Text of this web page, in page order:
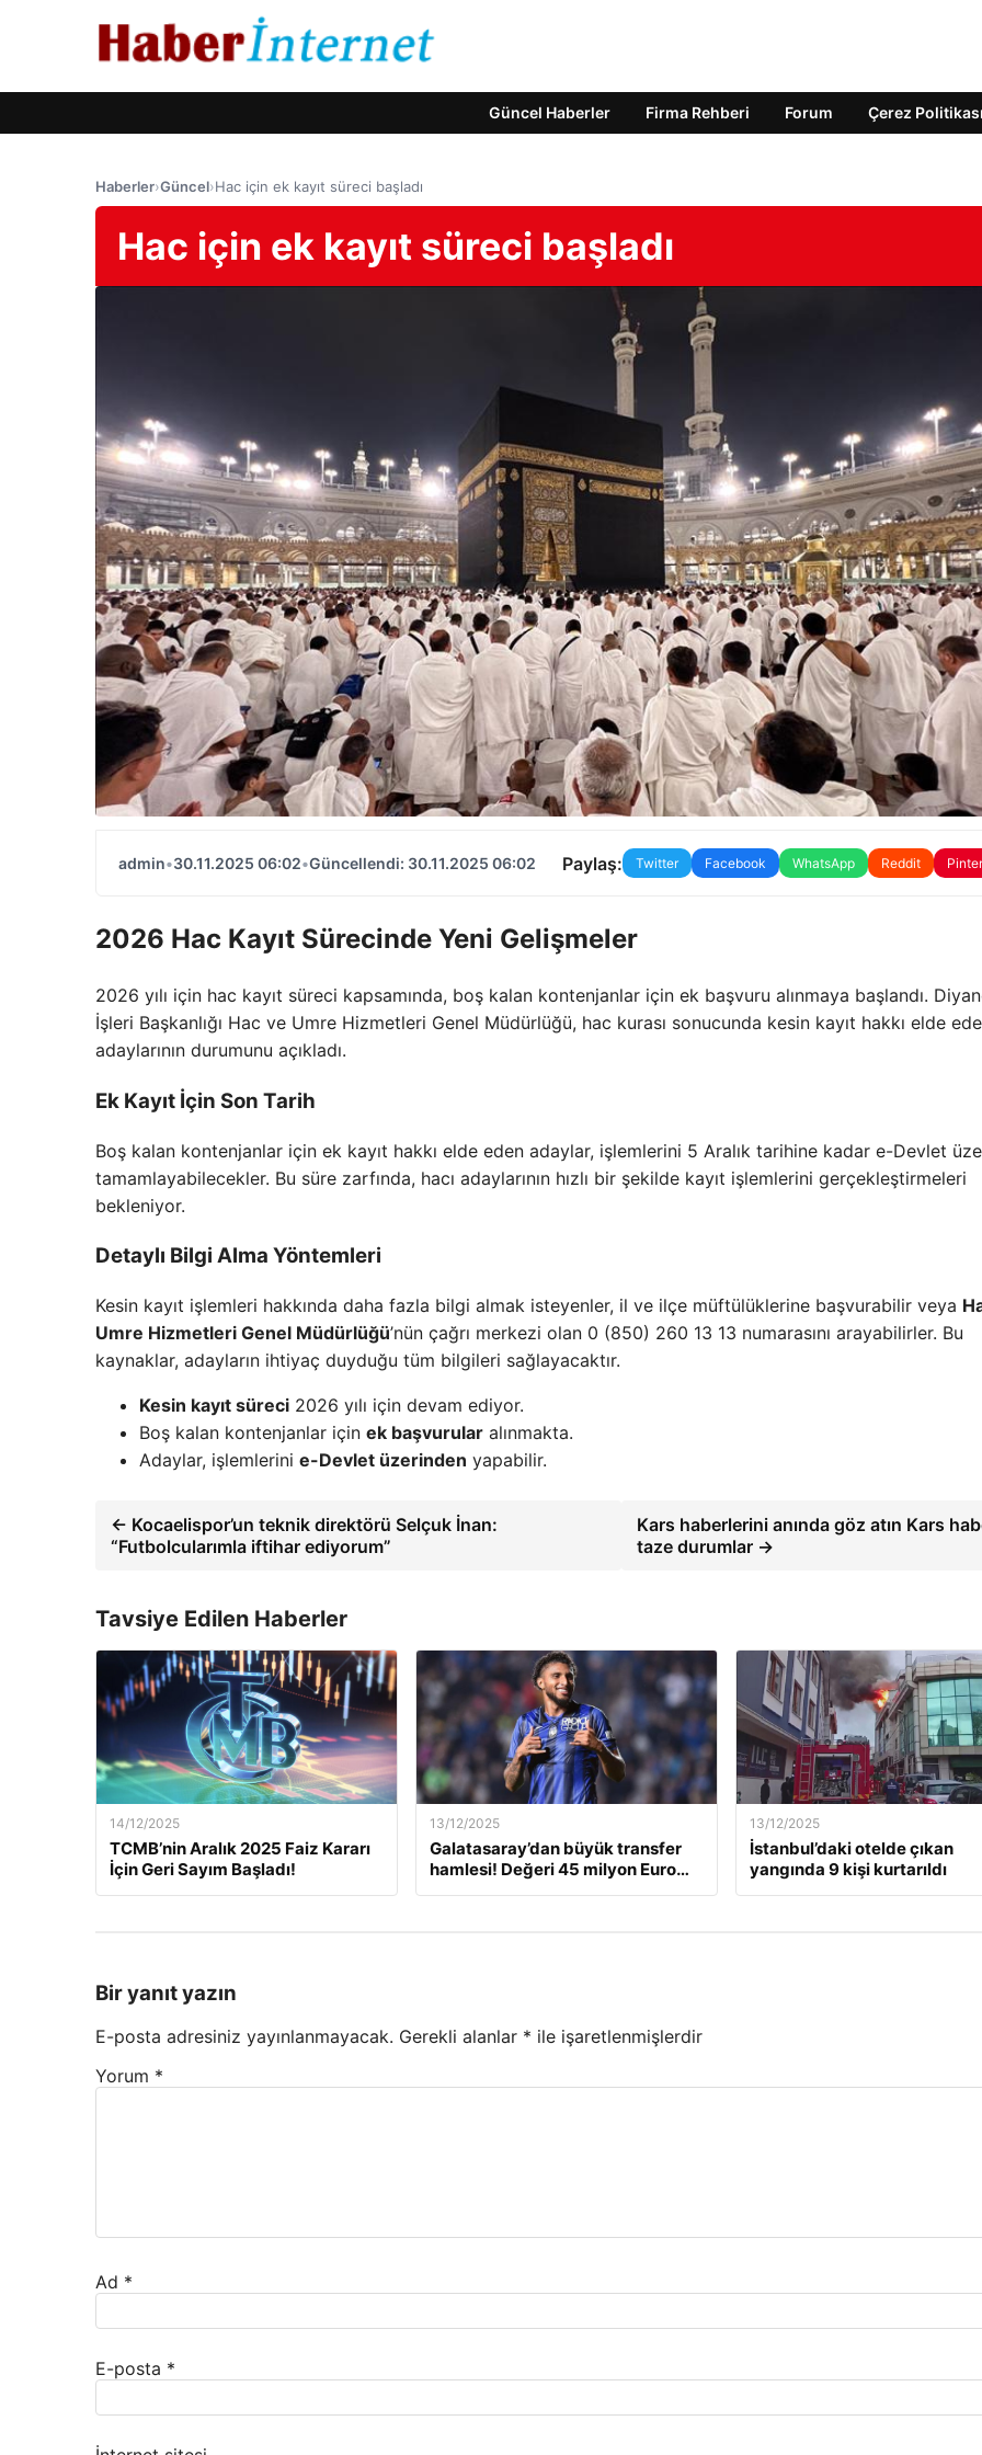
Güncel Haberler Firma Rehberi Forum Çerez Politikası
Haberler›Güncel›Hac için ek kayıt süreci başladı
Hac için ek kayıt süreci başladı
admin•30.11.2025 06:02•Güncellendi: 30.11.2025 06:02 Paylaş: Twitter Facebook WhatsApp Reddit
2026 Hac Kayıt Sürecinde Yeni Gelişmeler
2026 yılı için hac kayıt süreci kapsamında, boş kalan kontenjanlar için ek başvuru alınmaya başlandı.
İşleri Başkanlığı Hac ve Umre Hizmetleri Genel Müdürlüğü, hac kurası sonucunda kesin kayıt hakkı elde
adaylarının durumunu açıkladı.
Ek Kayıt İçin Son Tarih
Boş kalan kontenjanlar için ek kayıt hakkı elde eden adaylar, işlemlerini 5 Aralık tarihine kadar e-Devlet
tamamlayabilecekler. Bu süre zarfında, hacı adaylarının hızlı bir şekilde kayıt işlemlerini gerçekleştirmeleri
bekleniyor.
Detaylı Bilgi Alma Yöntemleri
Kesin kayıt işlemleri hakkında daha fazla bilgi almak isteyenler, il ve ilçe müftülüklerine başvurabilir veya
Umre Hizmetleri Genel Müdürlüğü’nün çağrı merkezi olan 0 (850) 260 13 13 numarasını arayabilirler. Bu
kaynaklar, adayların ihtiyaç duyduğu tüm bilgileri sağlayacaktır.
Kesin kayıt süreci 2026 yılı için devam ediyor.
Boş kalan kontenjanlar için ek başvurular alınmakta.
Adaylar, işlemlerini e-Devlet üzerinden yapabilir.
← Kocaelispor’un teknik direktörü Selçuk İnan:
“Futbolcularımla iftihar ediyorum”
Kars haberlerini anında göz atın Kars
taze durumlar →
Tavsiye Edilen Haberler
14/12/2025
TCMB’nin Aralık 2025 Faiz Kararı
İçin Geri Sayım Başladı!
13/12/2025
Galatasaray’dan büyük transfer
hamlesi! Değeri 45 milyon Euro…
13/12/2025
İstanbul’daki otelde çıkan
yangında 9 kişi kurtarıldı
Bir yanıt yazın
E-posta adresiniz yayınlanmayacak. Gerekli alanlar * ile işaretlenmişlerdir
Yorum *
Ad *
E-posta *